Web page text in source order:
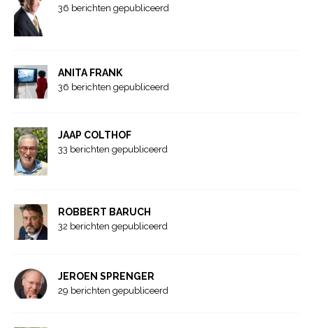
36 berichten gepubliceerd
ANITA FRANK
36 berichten gepubliceerd
JAAP COLTHOF
33 berichten gepubliceerd
ROBBERT BARUCH
32 berichten gepubliceerd
JEROEN SPRENGER
29 berichten gepubliceerd